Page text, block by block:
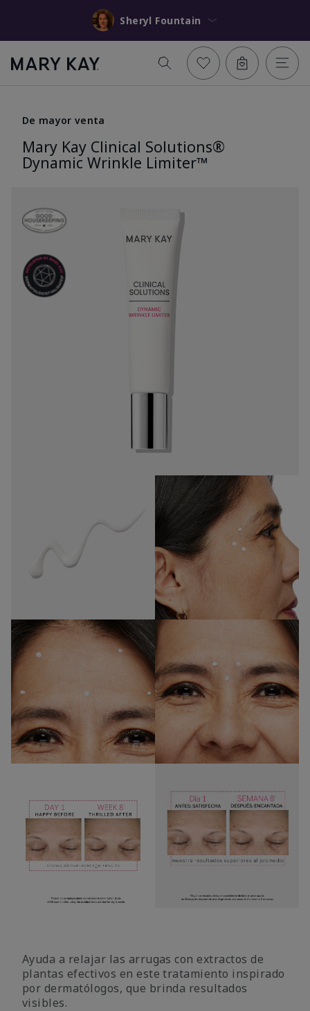
Sheryl Fountain
De mayor venta
Mary Kay Clinical Solutions®
Dynamic Wrinkle Limiter™
Ayuda a relajar las arrugas con extractos de
plantas efectivos en este tratamiento inspirado
por dermatólogos, que brinda resultados
visibles.